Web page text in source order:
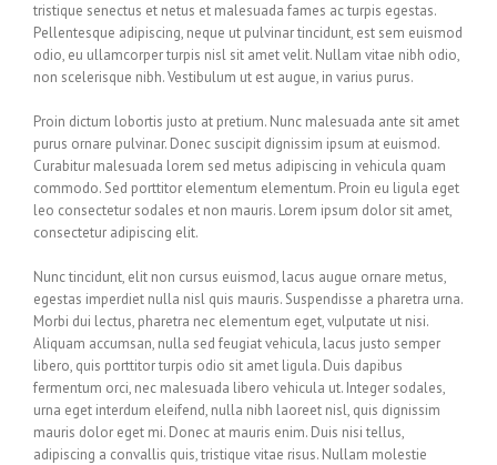
tristique senectus et netus et malesuada fames ac turpis egestas.
Pellentesque adipiscing, neque ut pulvinar tincidunt, est sem euismod
odio, eu ullamcorper turpis nisl sit amet velit. Nullam vitae nibh odio,
non scelerisque nibh. Vestibulum ut est augue, in varius purus.
Proin dictum lobortis justo at pretium. Nunc malesuada ante sit amet
purus ornare pulvinar. Donec suscipit dignissim ipsum at euismod.
Curabitur malesuada lorem sed metus adipiscing in vehicula quam
commodo. Sed porttitor elementum elementum. Proin eu ligula eget
leo consectetur sodales et non mauris. Lorem ipsum dolor sit amet,
consectetur adipiscing elit.
Nunc tincidunt, elit non cursus euismod, lacus augue ornare metus,
egestas imperdiet nulla nisl quis mauris. Suspendisse a pharetra urna.
Morbi dui lectus, pharetra nec elementum eget, vulputate ut nisi.
Aliquam accumsan, nulla sed feugiat vehicula, lacus justo semper
libero, quis porttitor turpis odio sit amet ligula. Duis dapibus
fermentum orci, nec malesuada libero vehicula ut. Integer sodales,
urna eget interdum eleifend, nulla nibh laoreet nisl, quis dignissim
mauris dolor eget mi. Donec at mauris enim. Duis nisi tellus,
adipiscing a convallis quis, tristique vitae risus. Nullam molestie